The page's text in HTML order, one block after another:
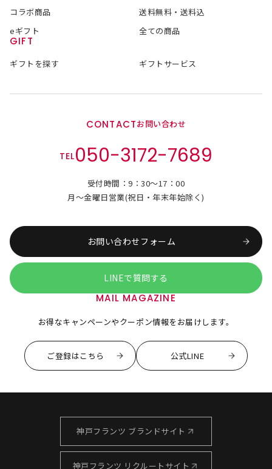
コラボ商品
送料無料・送料込
eギフト
全ての商品
GIFT
ギフトを探す ギフトサービス
CONTACTお問い合わせ
TEL050-3172-7689
受付時間：9：30～17：00
月～金曜日営業(祝日・年末年始除く)
お問い合わせフォーム
LINEで質問する
MAIL MAGAZINE
お得なキャンペーンやクーポン情報をお届けします。
ご登録はこちら 公式LINE
神戸フランツ ブランドサイト
神戸フランツ リクルートサイト